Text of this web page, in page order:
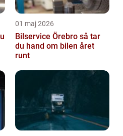
01 maj 2026
Bilservice Örebro så tar
du hand om bilen året
runt